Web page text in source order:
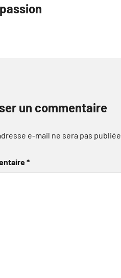
un commentaire
e-mail ne sera pas publiée.
*